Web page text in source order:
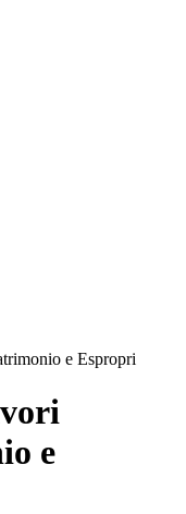
e Espropri
e